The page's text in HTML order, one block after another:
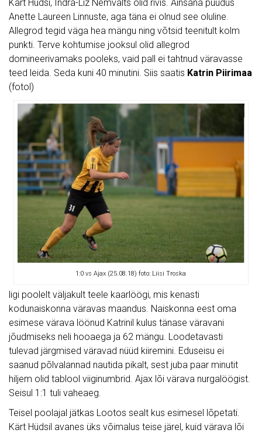
Kärt Hüdsi, Indra-Liz Nemvalts olid rivis. Ainsana puudus
Anette Laureen Linnuste, aga täna ei olnud see oluline.
Allegrod tegid väga hea mängu ning võtsid teenitult kolm
punkti. Terve kohtumise jooksul olid allegrod
domineerivamaks pooleks, vaid pall ei tahtnud väravasse
teed leida. Seda kuni 40 minutini. Siis saatis Katrin Piirimaa
(fotol)
1:0 vs Ajax (25.08.18) foto: Liisi Troska
ligi poolelt väljakult teele kaarlöögi, mis kenasti
kodunaiskonna väravas maandus. Naiskonna eest oma
esimese värava löönud Katrinil kulus tänase väravani
jõudmiseks neli hooaega ja 62 mängu. Loodetavasti
tulevad järgmised väravad nüüd kiiremini. Eduseisu ei
saanud põlvalannad nautida pikalt, sest juba paar minutit
hiljem olid tablool viiginumbrid. Ajax lõi värava nurgalöögist.
Seisul 1:1 tuli vaheaeg.
Teisel poolajal jätkas Lootos sealt kus esimesel lõpetati.
Kärt Hüdsil avanes üks võimalus teise järel, kuid värava lõi